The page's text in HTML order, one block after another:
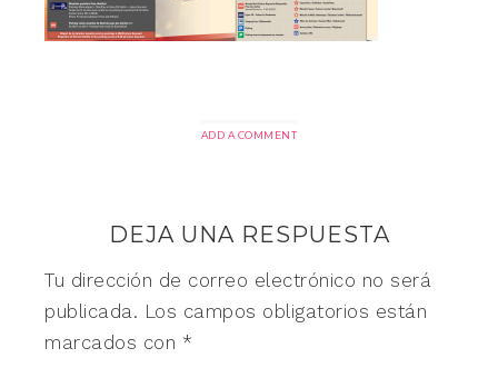
ADD A COMMENT
DEJA UNA RESPUESTA
Tu dirección de correo electrónico no será
publicada. Los campos obligatorios están
marcados con *